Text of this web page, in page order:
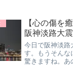
当時見て、と
私はこういうド
【心の傷を
阪神淡路大
今日で阪神淡路
す。もうそんな
驚きますね。あ